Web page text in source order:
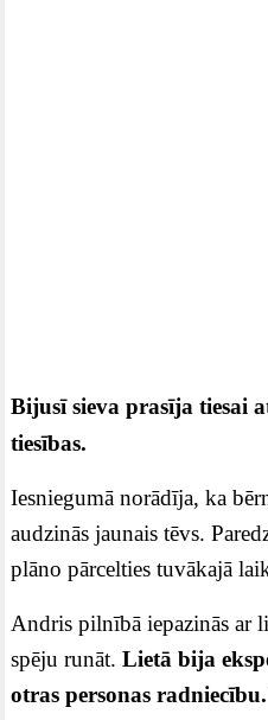
Bijusī sieva prasīja tiesai
tiesības.
Iesniegumā norādīja, ka
audzinās jaunais tēvs.
plāno pārcelties tuvākajā
Andris pilnībā iepazinās ar
spēju runāt.Lietā bija
otras personas